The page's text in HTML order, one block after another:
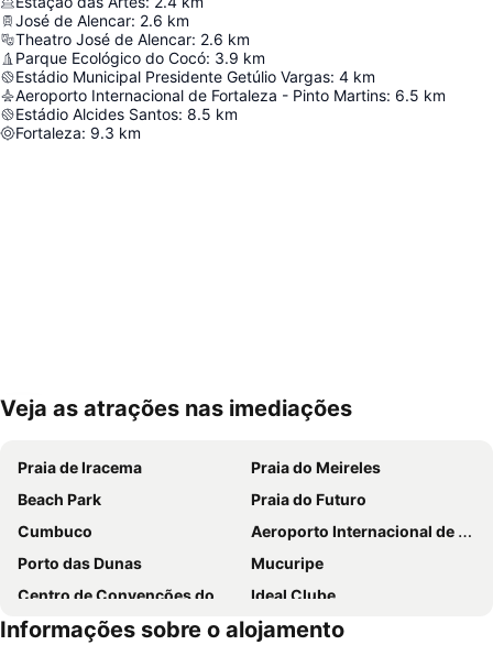
José de Alencar: 2.6 km
Theatro José de Alencar: 2.6 km
Parque Ecológico do Cocó: 3.9 km
Estádio Municipal Presidente Getúlio Vargas: 4 km
Aeroporto Internacional de Fortaleza - Pinto Martins: 6.5 km
Estádio Alcides Santos: 8.5 km
Fortaleza: 9.3 km
Ampliar mapa
Veja as atrações nas imediações
Praia de Iracema
Praia do Meireles
Beach Park
Praia do Futuro
Cumbuco
Aeroporto Internacional de Fortaleza - Pinto Martins
Porto das Dunas
Mucuripe
Centro de Convenções do Ceará - Edson Queiroz
Ideal Clube
Japanese Garden
Praia de Sabiaguaba
Informações sobre o alojamento